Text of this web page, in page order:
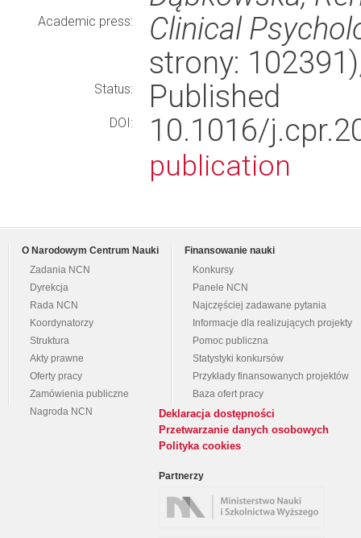
Academic press:
Clinical
strony:
Status: Published
DOI: 10.1016/
publication
O Narodowym Centrum Nauki
Zadania NCN
Dyrekcja
Rada NCN
Koordynatorzy
Struktura
Akty prawne
Oferty pracy
Zamówienia publiczne
Nagroda NCN
Finansowanie nauki
Konkursy
Panele NCN
Najczęściej zadawane pytania
Informacje dla realizujących projekty
Pomoc publiczna
Statystyki konkursów
Przykłady finansowanych projektów
Baza ofert pracy
Deklaracja dostępności
Przetwarzanie danych osobowych
Polityka cookies
Partnerzy